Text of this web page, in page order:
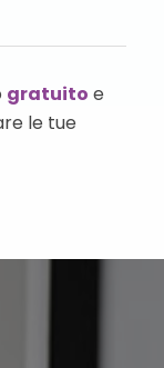
gratuito e
le tue